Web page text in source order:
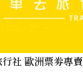
社 歐洲票劵專賣